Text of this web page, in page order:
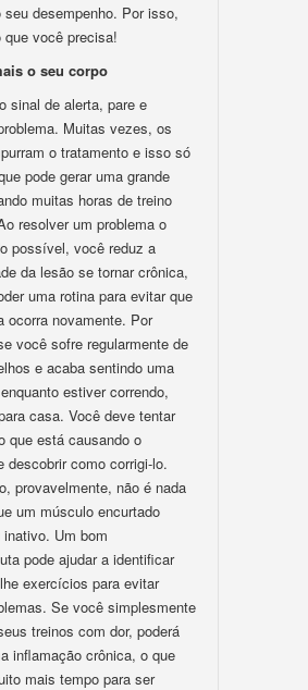
seu desempenho. Por isso,
que você precisa!
o seu corpo
sinal de alerta, pare e
Muitas vezes, os
o tratamento e isso só
pode gerar uma grande
muitas horas de treino
resolver um problema o
possível, você reduz a
da lesão se tornar crônica,
uma rotina para evitar que
ocorra novamente. Por
você sofre regularmente de
e acaba sentindo uma
estiver correndo,
casa. Você deve tentar
que está causando o
descobrir como corrigi-lo.
provavelmente, não é nada
um músculo encurtado
Um bom
pode ajudar a identificar
exercícios para evitar
Se você simplesmente
treinos com dor, poderá
inflamação crônica, o que
mais tempo para ser